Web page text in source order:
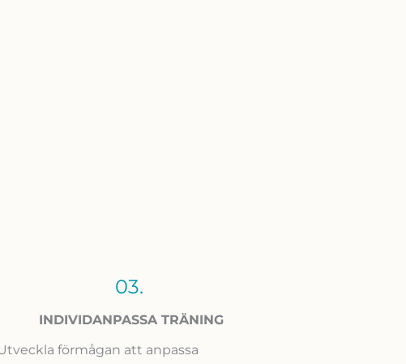
03.
INDIVIDANPASSA TRÄNING
förmågan att anpassa